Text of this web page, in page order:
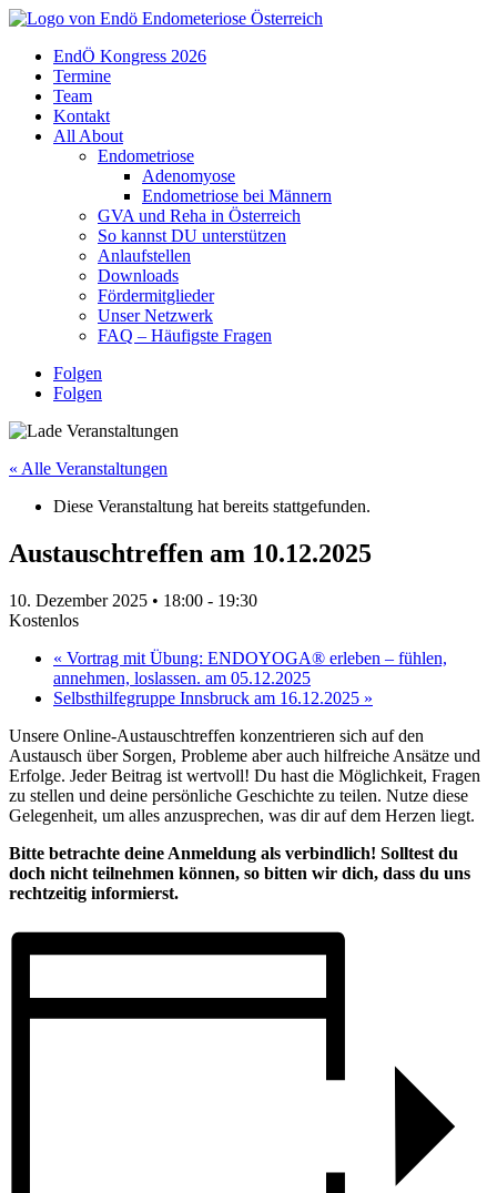
EndÖ Kongress 2026
Termine
Team
Kontakt
All About
Endometriose
Adenomyose
Endometriose bei Männern
GVA und Reha in Österreich
So kannst DU unterstützen
Anlaufstellen
Downloads
Fördermitglieder
Unser Netzwerk
FAQ – Häufigste Fragen
Sprache
Folgen
Folgen
« Alle Veranstaltungen
Diese Veranstaltung hat bereits stattgefunden.
Austauschtreffen am 10.12.2025
10. Dezember 2025 • 18:00 - 19:30
Kostenlos
« Vortrag mit Übung: ENDOYOGA® erleben – fühlen,
annehmen, loslassen. am 05.12.2025
Selbsthilfegruppe Innsbruck am 16.12.2025 »
Unsere Online-Austauschtreffen konzentrieren sich auf den
Austausch über Sorgen, Probleme aber auch hilfreiche Ansätze und
Erfolge. Jeder Beitrag ist wertvoll! Du hast die Möglichkeit, Fragen
zu stellen und deine persönliche Geschichte zu teilen. Nutze diese
Gelegenheit, um alles anzusprechen, was dir auf dem Herzen liegt.
Bitte betrachte deine Anmeldung als verbindlich! Solltest du
doch nicht teilnehmen können, so bitten wir dich, dass du uns
rechtzeitig informierst.